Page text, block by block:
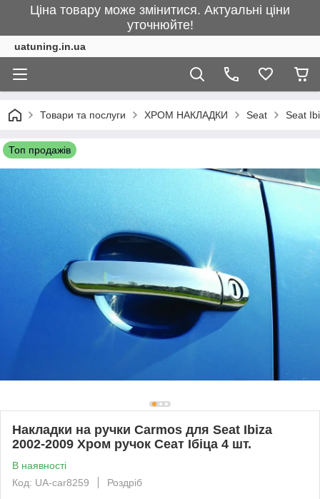
Ціна товару може змінитися. Актуальні ціни
уточнюйте!
uatuning.in.ua
Товари та послуги ХРОМ НАКЛАДКИ Seat Seat
Топ продажів
Накладки на ручки Carmos для Seat Ibiza
2002-2009 Хром ручок Сеат Ібіца 4 шт.
В наявності
Код: UA-car8259
Роздріб